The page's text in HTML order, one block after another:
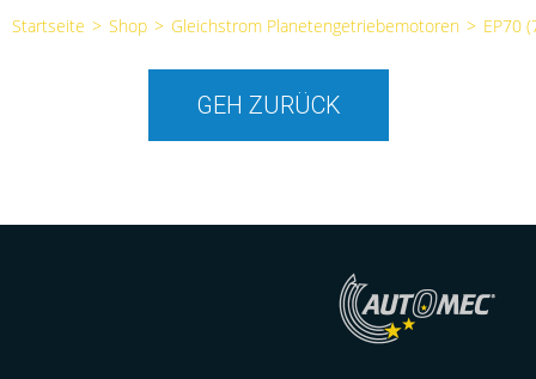
Startseite > Shop > Gleichstrom Planetengetriebemotoren > EP70
GEH ZURÜCK